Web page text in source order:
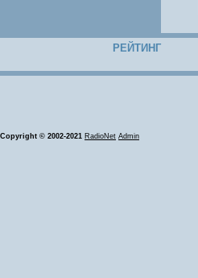
РЕЙТИНГ
Copyright © 2002-2021 RadioNet Admin